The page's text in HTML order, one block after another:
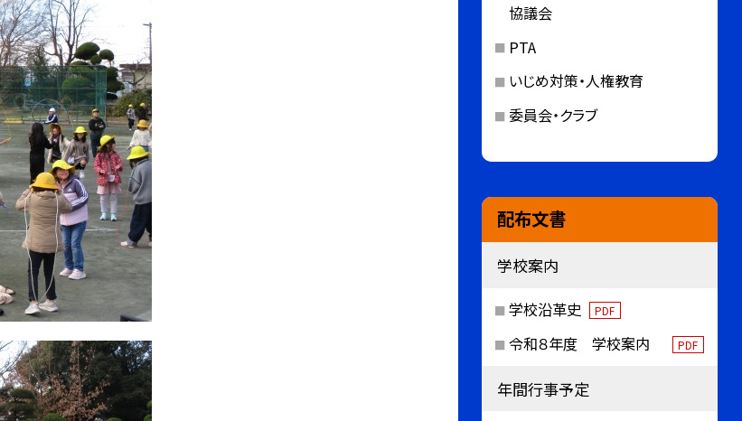
協議会
PTA
いじめ対策・人権教育
委員会・クラブ
配布文書
学校案内
学校沿革史 PDF
令和８年度 学校案内 PDF
年間行事予定